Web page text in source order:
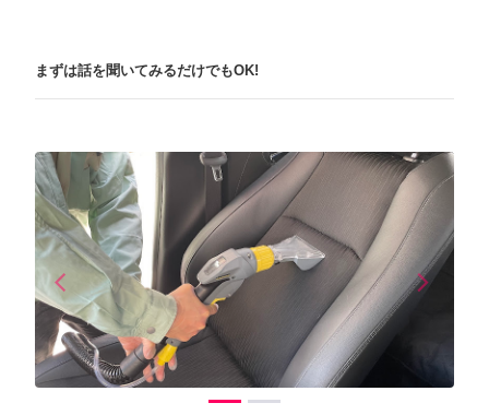
まずは話を聞いてみるだけでもOK!
arrow_back_iosPrevious arrow_forward_iosNext